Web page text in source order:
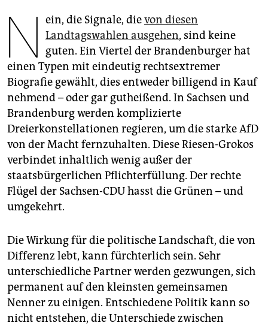
epaper login
N ein, die Signale, dievon diesen
Landtagswahlen ausgehen, sind keine
guten. Ein Viertel der Brandenburger hat
einen Typen mit eindeutig rechtsextremer
Biografie gewählt, dies entweder billigend in Kauf
nehmend – oder gar gutheißend. In Sachsen und
Brandenburg werden komplizierte
Dreierkonstellationen regieren, um die starke AfD
von der Macht fernzuhalten. Diese Riesen-Grokos
verbindet inhaltlich wenig außer der
staatsbürgerlichen Pflicht­erfüllung. Der rechte
Flügel der Sachsen-CDU hasst die Grünen – und
umgekehrt.
Die Wirkung für die politische Landschaft, die von
Differenz lebt, kann fürchterlich sein. Sehr
unterschiedliche Partner werden gezwungen, sich
permanent auf den kleinsten gemeinsamen
Nenner zu einigen. Entschiedene Politik kann so
nicht entstehen, die Unterschiede zwischen